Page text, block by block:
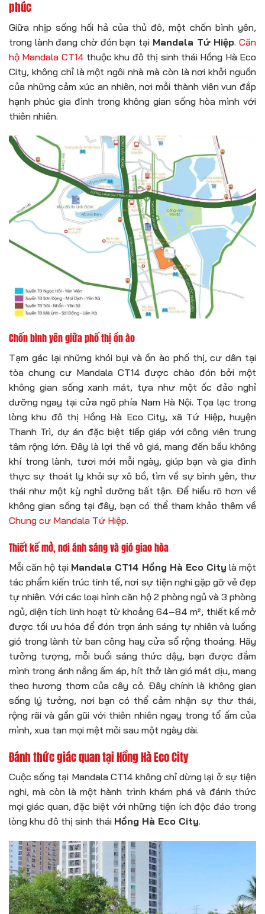
phúc
Giữa nhịp sống hối hả của thủ đô, một chốn bình yên,
trong lành đang chờ đón bạn tại Mandala Tứ Hiệp.Căn
hộ Mandala CT14 thuộc khu đô thị sinh thái Hồng Hà Eco
City, không chỉ là một ngôi nhà mà còn là nơi khởi nguồn
của những cảm xúc an nhiên, nơi mỗi thành viên vun đắp
hạnh phúc gia đình trong không gian sống hòa mình với
thiên nhiên.
Chốn bình yên giữa phố thị ồn ào
Tạm gác lại những khói bụi và ồn ào phố thị, cư dân tại
tòa chung cư Mandala CT14 được chào đón bởi một
không gian sống xanh mát, tựa như một ốc đảo nghỉ
dưỡng ngay tại cửa ngõ phía Nam Hà Nội. Tọa lạc trong
lòng khu đô thị Hồng Hà Eco City, xã Tứ Hiệp, huyện
Thanh Trì, dự án đặc biệt tiếp giáp với công viên trung
tâm rộng lớn. Đây là lợi thế vô giá, mang đến bầu không
khí trong lành, tươi mới mỗi ngày, giúp bạn và gia đình
thực sự thoát ly khỏi sự xô bồ, tìm về sự bình yên, thư
thái như một kỳ nghỉ dưỡng bất tận. Để hiểu rõ hơn về
không gian sống tại đây, bạn có thể tham khảo thêm về
Chung cư Mandala Tứ Hiệp.
Thiết kế mở, nơi ánh sáng và gió giao hòa
Mỗi căn hộ tại Mandala CT14 Hồng Hà Eco City là một
tác phẩm kiến trúc tinh tế, nơi sự tiện nghi gặp gỡ vẻ đẹp
tự nhiên. Với các loại hình căn hộ 2 phòng ngủ và 3 phòng
ngủ, diện tích linh hoạt từ khoảng 64–84 m², thiết kế mở
được tối ưu hóa để đón trọn ánh sáng tự nhiên và luồng
gió trong lành từ ban công hay cửa sổ rộng thoáng. Hãy
tưởng tượng, mỗi buổi sáng thức dậy, bạn được đắm
mình trong ánh nắng ấm áp, hít thở làn gió mát dịu, mang
theo hương thơm của cây cỏ. Đây chính là không gian
sống lý tưởng, nơi bạn có thể cảm nhận sự thư thái,
rộng rãi và gần gũi với thiên nhiên ngay trong tổ ấm của
mình, xua tan mọi mệt mỏi sau một ngày dài.
Đánh thức giác quan tại Hồng Hà Eco City
Cuộc sống tại Mandala CT14 không chỉ dừng lại ở sự tiện
nghi, mà còn là một hành trình khám phá và đánh thức
mọi giác quan, đặc biệt với những tiện ích độc đáo trong
lòng khu đô thị sinh thái Hồng Hà Eco City.